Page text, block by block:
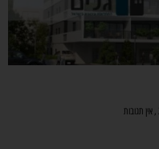
אין תגובות